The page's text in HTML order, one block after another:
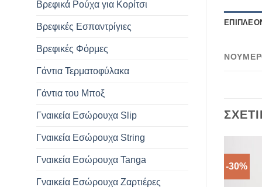
Βρεφικά Ρούχα για Κορίτσι
Βρεφικές Εσπαντρίγιες
Βρεφικές Φόρμες
Γάντια Τερματοφύλακα
Γάντια του Μποξ
Γναικεία Εσώρουχα Slip
Γναικεία Εσώρουχα String
Γναικεία Εσώρουχα Tanga
Γναικεία Εσώρουχα Ζαρτιέρες
-30%
-30%